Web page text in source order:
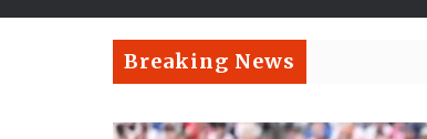
Breaking News